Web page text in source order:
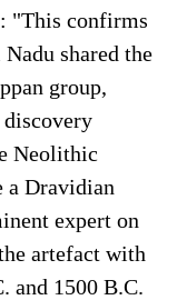
"This confirms
shared the
group,
Neolithic
a Dravidian
expert on
artefact with
and 1500 B.C.